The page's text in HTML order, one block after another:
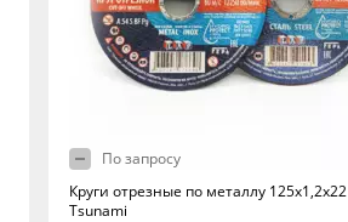
По запросу
Круги отрезные по металлу 125х1,2х22
Tsunami